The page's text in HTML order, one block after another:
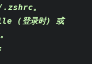
。
(登录时) 或